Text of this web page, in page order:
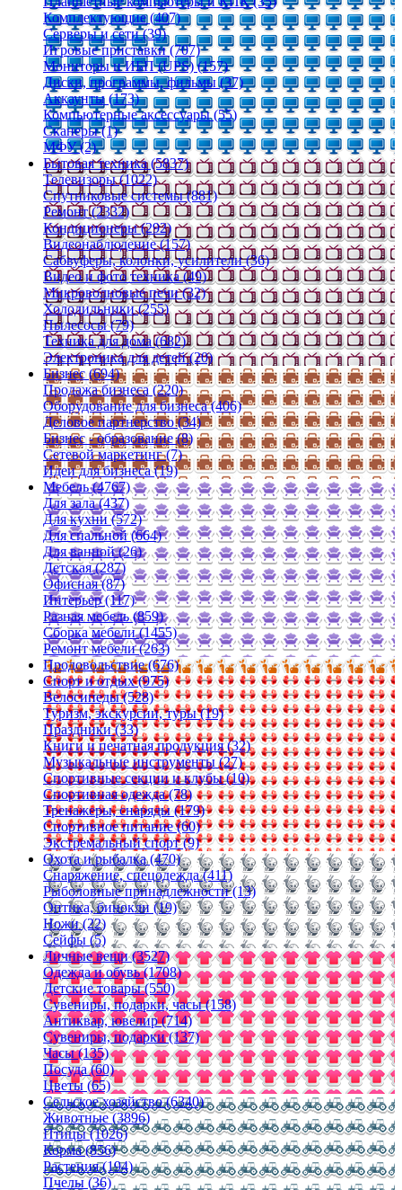
Комплектующие (407)
Серверы и сети (39)
Игровые приставки (707)
Мониторы и ИБП (UPS) (157)
Диски, программы, фильмы (37)
Аккаунты (173)
Компьютерные аксессуары (55)
Сканеры (1)
МФУ (2)
Бытовая техника (5837)
Телевизоры (1022)
Спутниковые системы (881)
Ремонт (2332)
Кондиционеры (292)
Видеонаблюдение (157)
Сабвуферы, колонки, усилители (36)
Видео и фото техника (49)
Микроволновые печи (32)
Холодильники (255)
Пылесосы (79)
Техника для дома (682)
Электроника для детей (20)
Бизнес (694)
Продажа бизнеса (220)
Оборудование для бизнеса (406)
Деловое партнерство (34)
Бизнес - образование (8)
Сетевой маркетинг (7)
Идеи для бизнеса (19)
Мебель (4767)
Для зала (437)
Для кухни (572)
Для спальной (664)
Для ванной (26)
Детская (287)
Офисная (87)
Интерьер (117)
Разная мебель (859)
Сборка мебели (1455)
Ремонт мебели (263)
Продовольствие (676)
Спорт и отдых (975)
Велосипеды (528)
Туризм, экскурсии, туры (19)
Праздники (33)
Книги и печатная продукция (32)
Музыкальные инструменты (27)
Спортивные секции и клубы (10)
Спортивная одежда (78)
Тренажеры, снаряды (179)
Спортивное питание (60)
Экстремальный спорт (9)
Охота и рыбалка (470)
Снаряжение, спецодежда (411)
Рыболовные принадлежности (13)
Оптика, бинокли (19)
Ножи (22)
Сейфы (5)
Личные вещи (3527)
Одежда и обувь (1708)
Детские товары (550)
Сувениры, подарки, часы (158)
Антиквар, ювелир (714)
Сувениры, подарки (137)
Часы (135)
Посуда (60)
Цветы (65)
Сельское хозяйство (6340)
Животные (3896)
Птицы (1026)
Корма (856)
Растения (194)
Пчелы (36)